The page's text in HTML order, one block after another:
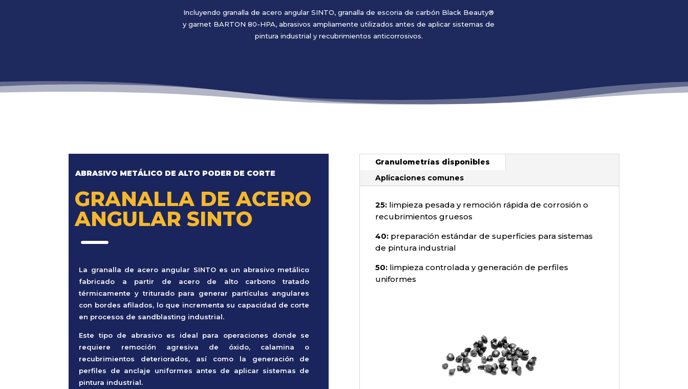
Incluyendo granalla de acero angular SINTO, granalla de escoria de carbón Black Beauty®
y garnet BARTON 80-HPA, abrasivos ampliamente utilizados antes de aplicar sistemas de
pintura industrial y recubrimientos anticorrosivos.
ABRASIVO METÁLICO DE ALTO PODER DE CORTE
GRANALLA DE ACERO
ANGULAR SINTO
K
La granalla de acero angular SINTO es un abrasivo metálico
fabricado a partir de acero de alto carbono tratado
térmicamente y triturado para generar partículas angulares
con bordes afilados, lo que incrementa su capacidad de corte
en procesos de sandblasting industrial.
Este tipo de abrasivo es ideal para operaciones donde se
requiere remoción agresiva de óxido, calamina o
recubrimientos deteriorados, así como la generación de
perfiles de anclaje uniformes antes de aplicar sistemas de
pintura industrial.
Granulometrías disponibles
Aplicaciones comunes
25:limpieza pesada y remoción rápida de corrosión o
recubrimientos gruesos
40:preparación estándar de superficies para sistemas
de pintura industrial
50:limpieza controlada y generación de perfiles
uniformes